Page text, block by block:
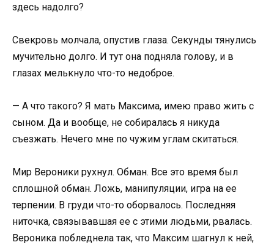
здесь надолго?
Свекровь молчала, опустив глаза. Секунды тянулись
мучительно долго. И тут она подняла голову, и в
глазах мелькнуло что-то недоброе.
— А что такого? Я мать Максима, имею право жить с
сыном. Да и вообще, не собиралась я никуда
съезжать. Нечего мне по чужим углам скитаться.
Мир Вероники рухнул. Обман. Все это время был
сплошной обман. Ложь, манипуляции, игра на ее
терпении. В груди что-то оборвалось. Последняя
ниточка, связывавшая ее с этими людьми, рвалась.
Вероника побледнела так, что Максим шагнул к ней,